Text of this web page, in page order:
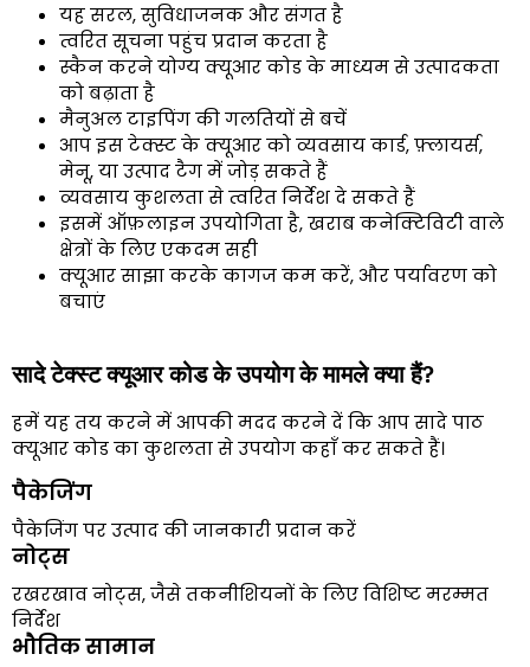
यह सरल, सुविधाजनक और संगत है
त्वरित सूचना पहुंच प्रदान करता है
स्कैन करने योग्य क्यूआर कोड के माध्यम से उत्पादकता
को बढ़ाता है
मैनुअल टाइपिंग की गलतियों से बचें
आप इस टेक्स्ट के क्यूआर को व्यवसाय कार्ड, फ़्लायर्स,
मेनू, या उत्पाद टैग में जोड़ सकते हैं
व्यवसाय कुशलता से त्वरित निर्देश दे सकते हैं
इसमें ऑफ़लाइन उपयोगिता है, खराब कनेक्टिविटी वाले
क्षेत्रों के लिए एकदम सही
क्यूआर साझा करके कागज कम करें, और पर्यावरण को
बचाएं
सादे टेक्स्ट क्यूआर कोड के उपयोग के मामले क्या हैं?
हमें यह तय करने में आपकी मदद करने दें कि आप सादे पाठ
क्यूआर कोड का कुशलता से उपयोग कहाँ कर सकते हैं।
पैकेजिंग
पैकेजिंग पर उत्पाद की जानकारी प्रदान करें
नोट्स
रखरखाव नोट्स, जैसे तकनीशियनों के लिए विशिष्ट मरम्मत
निर्देश
भौतिक सामान